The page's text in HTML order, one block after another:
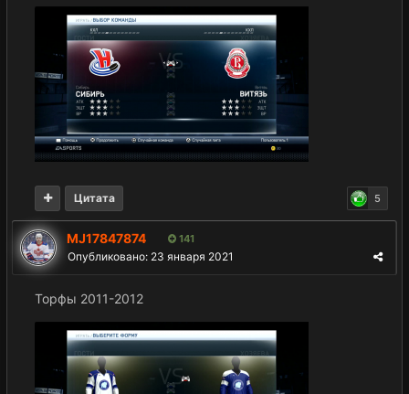
5
Цитата
MJ17847874 141
Опубликовано: 23 января 2021
Торфы 2011-2012